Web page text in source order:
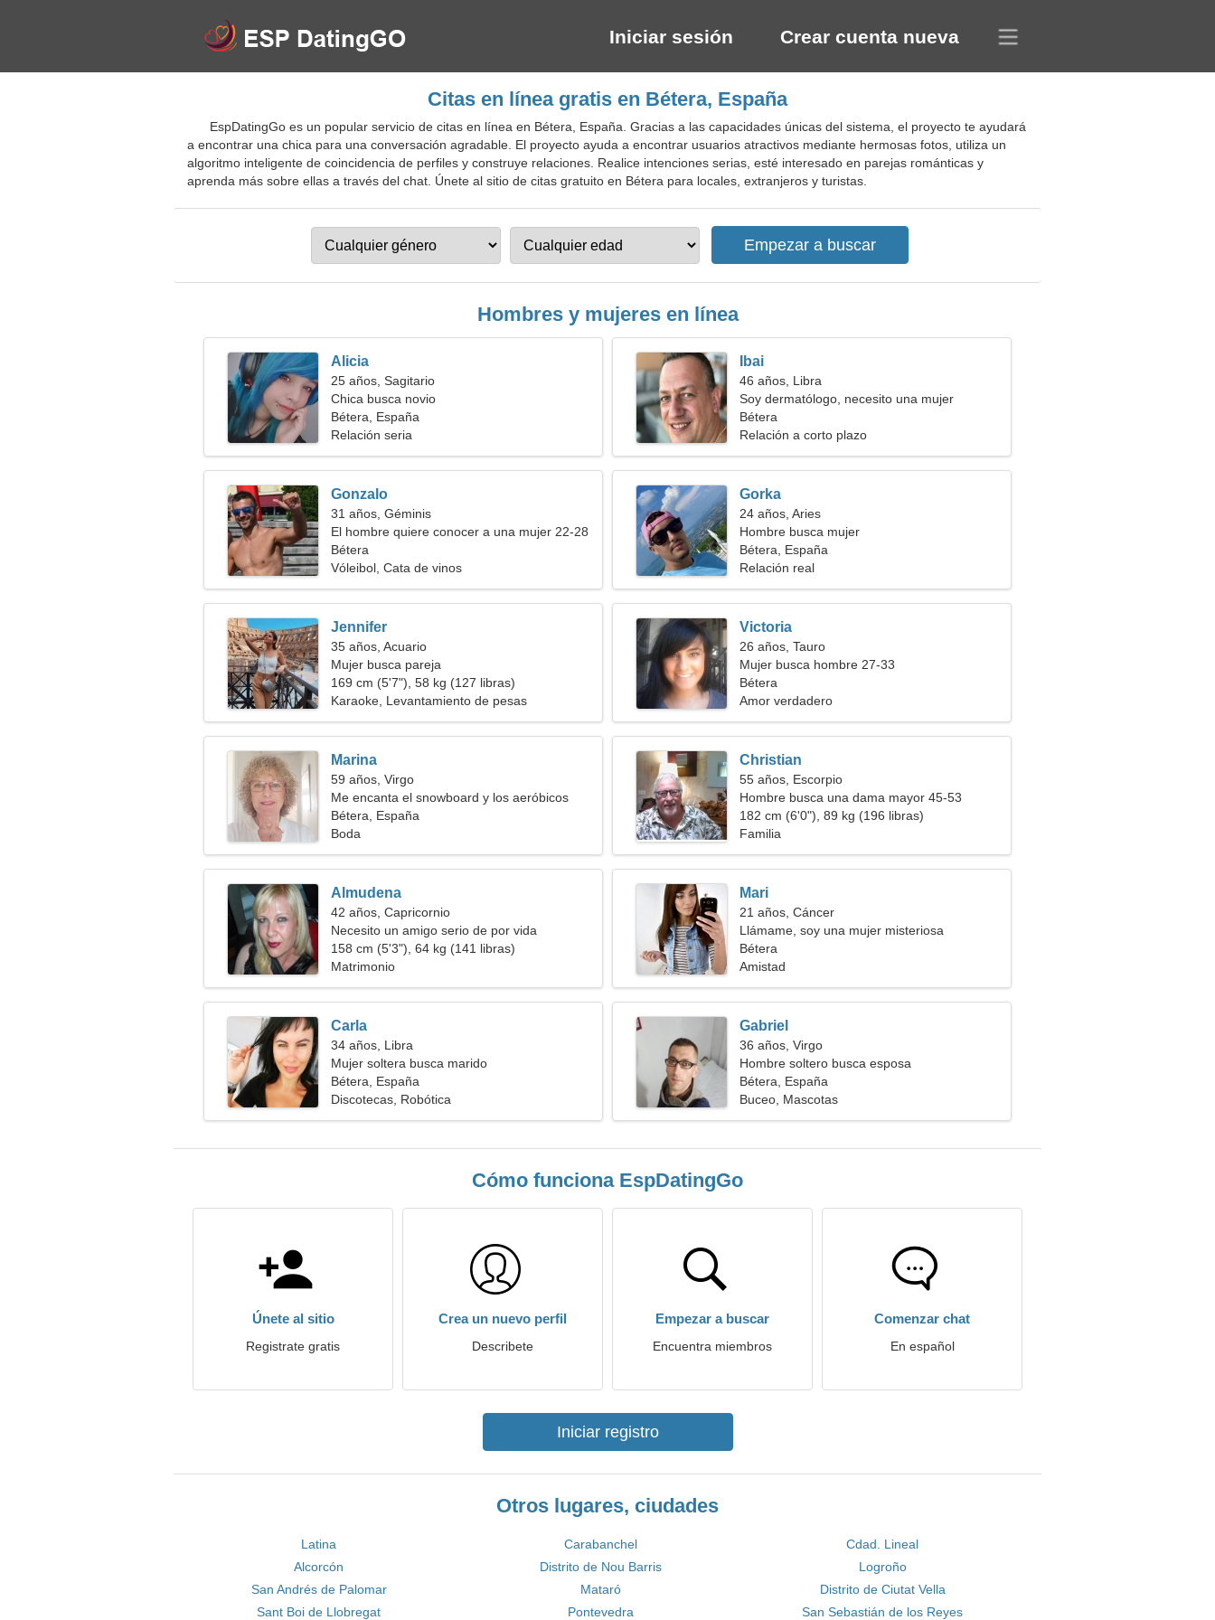
Iniciar sesión Crear cuenta nueva
Citas en línea gratis en Bétera, España
EspDatingGo es un popular servicio de citas en línea en Bétera, España. Gracias a las capacidades únicas del sistema, el proyecto te ayudará
a encontrar una chica para una conversación agradable. El proyecto ayuda a encontrar usuarios atractivos mediante hermosas fotos, utiliza un
algoritmo inteligente de coincidencia de perfiles y construye relaciones. Realice intenciones serias, esté interesado en parejas románticas y
aprenda más sobre ellas a través del chat. Únete al sitio de citas gratuito en Bétera para locales, extranjeros y turistas.
Hombres y mujeres en línea
Alicia
25 años, Sagitario
Chica busca novio
Bétera, España
Relación seria
Ibai
46 años, Libra
Soy dermatólogo, necesito una mujer
ingeniosa
Bétera
Relación a corto plazo
Gonzalo
31 años, Géminis
El hombre quiere conocer a una mujer 22-28
Bétera
Vóleibol, Cata de vinos
Gorka
24 años, Aries
Hombre busca mujer
Bétera, España
Relación real
Jennifer
35 años, Acuario
Mujer busca pareja
169 cm (5'7"), 58 kg (127 libras)
Karaoke, Levantamiento de pesas
Victoria
26 años, Tauro
Mujer busca hombre 27-33
Bétera
Amor verdadero
Marina
59 años, Virgo
Me encanta el snowboard y los aeróbicos
Bétera, España
Boda
Christian
55 años, Escorpio
Hombre busca una dama mayor 45-53
182 cm (6'0"), 89 kg (196 libras)
Familia
Almudena
42 años, Capricornio
Necesito un amigo serio de por vida
158 cm (5'3"), 64 kg (141 libras)
Matrimonio
Mari
21 años, Cáncer
Llámame, soy una mujer misteriosa
Bétera
Amistad
Carla
34 años, Libra
Mujer soltera busca marido
Bétera, España
Discotecas, Robótica
Gabriel
36 años, Virgo
Hombre soltero busca esposa
Bétera, España
Buceo, Mascotas
Cómo funciona EspDatingGo
Únete al sitio
Registrate gratis
Crea un nuevo perfil
Describete
Empezar a buscar
Encuentra miembros
Comenzar chat
En español
Iniciar registro
Otros lugares, ciudades
Latina Carabanchel
Cdad. Lineal
Alcorcón
Distrito de Nou Barris
Logroño
San Andrés de Palomar
Mataró
Distrito de Ciutat Vella
Sant Boi de Llobregat
Pontevedra San Sebastián de los Reyes